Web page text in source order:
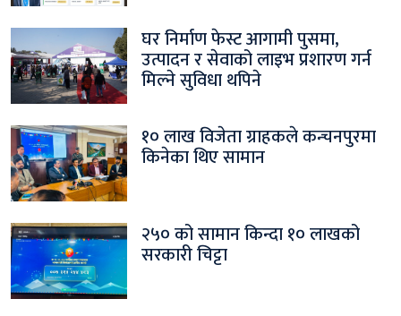
घर निर्माण फेस्ट आगामी पुसमा,
उत्पादन र सेवाको लाइभ प्रशारण गर्न
मिल्ने सुविधा थपिने
१० लाख विजेता ग्राहकले कन्चनपुरमा
किनेका थिए सामान
२५० को सामान किन्दा १० लाखको
सरकारी चिट्टा